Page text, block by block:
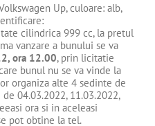
Up, culoare: alb,
cilindrica 999 cc, la pretul
vanzare a bunului se va
ora 12.00, prin licitatie
bunul nu se va vinde la
organiza alte 4 sedinte de
04.03.2022, 11.03.2022,
ora si in aceleasi
pot obtine la tel.